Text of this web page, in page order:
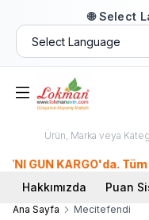
🌐 Select
GÜN KARGO'da. Tüm
Hakkımızda
Puan
Ana Sayfa Mecitefendi